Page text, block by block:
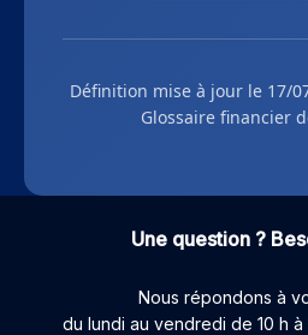
Définition mise à jour le 17/
Glossaire financier
Une question ?
Nous répondons à
du lundi au vendredi de 10 h à